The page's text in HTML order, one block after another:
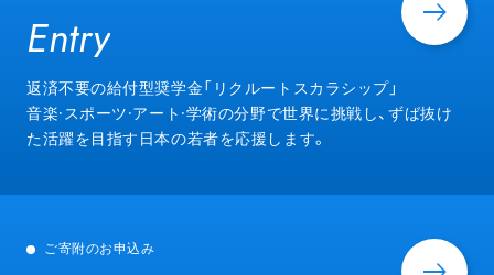
Entry
Entry
返済不要の給付型奨学金「リクルートスカラシップ」
音楽·スポーツ·アート·学術の分野で世界に挑戦し、ずば抜け
た活躍を目指す日本の若者を応援します。
ご寄附のお申込み